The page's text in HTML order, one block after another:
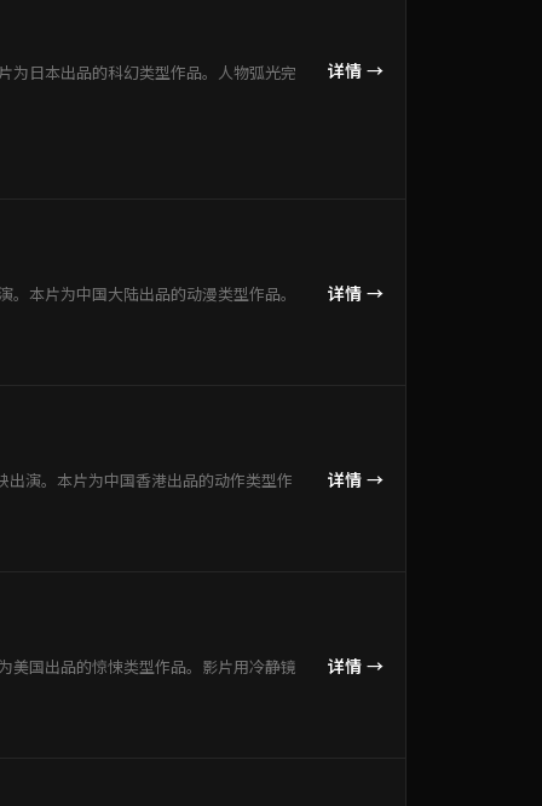
为日本出品的科幻类型作品。人物弧光完 详情 →
本片为中国大陆出品的动漫类型作品。 详情 →
演。本片为中国香港出品的动作类型作 详情 →
美国出品的惊悚类型作品。影片用冷静镜 详情 →